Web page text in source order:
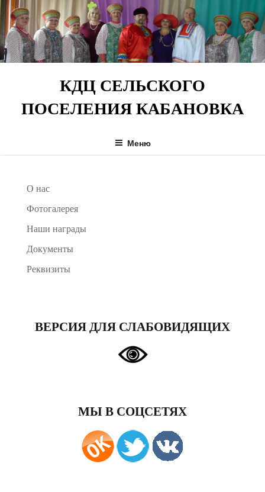
Перейти
к
содержимому
КДЦ СЕЛЬСКОГО
ПОСЕЛЕНИЯ КАБАНОВКА
Меню
О нас
Фотогалерея
Наши награды
Документы
Реквизиты
ВЕРСИЯ ДЛЯ СЛАБОВИДЯЩИХ
МЫ В СОЦСЕТЯХ